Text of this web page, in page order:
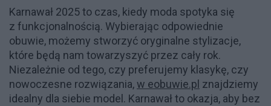
Karnawał 2025 to czas, kiedy moda spotyka się
z funkcjonalnością. Wybierając odpowiednie
obuwie, możemy stworzyć oryginalne stylizacje,
które będą nam towarzyszyć przez cały rok.
Niezależnie od tego, czy preferujemy klasykę, czy
nowoczesne rozwiązania,w eobuwie.pl znajdziemy
idealny dla siebie model. Karnawał to okazja, aby bez